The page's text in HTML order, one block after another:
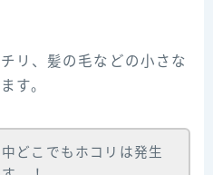
リ、髪の毛などの小さな
す。
どこでもホコリは発生